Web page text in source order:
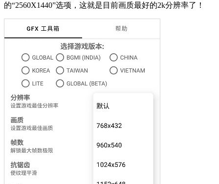
的“2560X1440”选项，这就是目前画质最好的2k分辨率了！